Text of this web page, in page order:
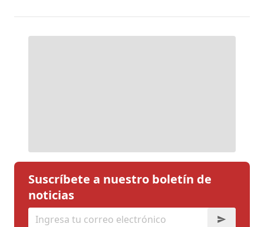
Suscríbete a nuestro boletín de
noticias